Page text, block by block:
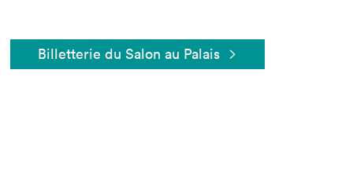
Billetterie du Salon au Palais